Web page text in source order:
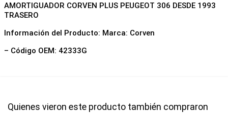
AMORTIGUADOR CORVEN PLUS PEUGEOT 306 DESDE 1993
TRASERO
Información del Producto: Marca: Corven
– Código OEM: 42333G
Quienes vieron este producto también compraron